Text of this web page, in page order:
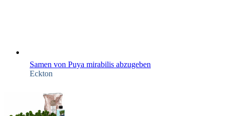
Samen von Puya mirabilis abzugeben
Eckton